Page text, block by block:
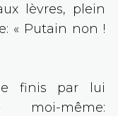
lèvres, plein
« Putain non !
finis par lui
même: